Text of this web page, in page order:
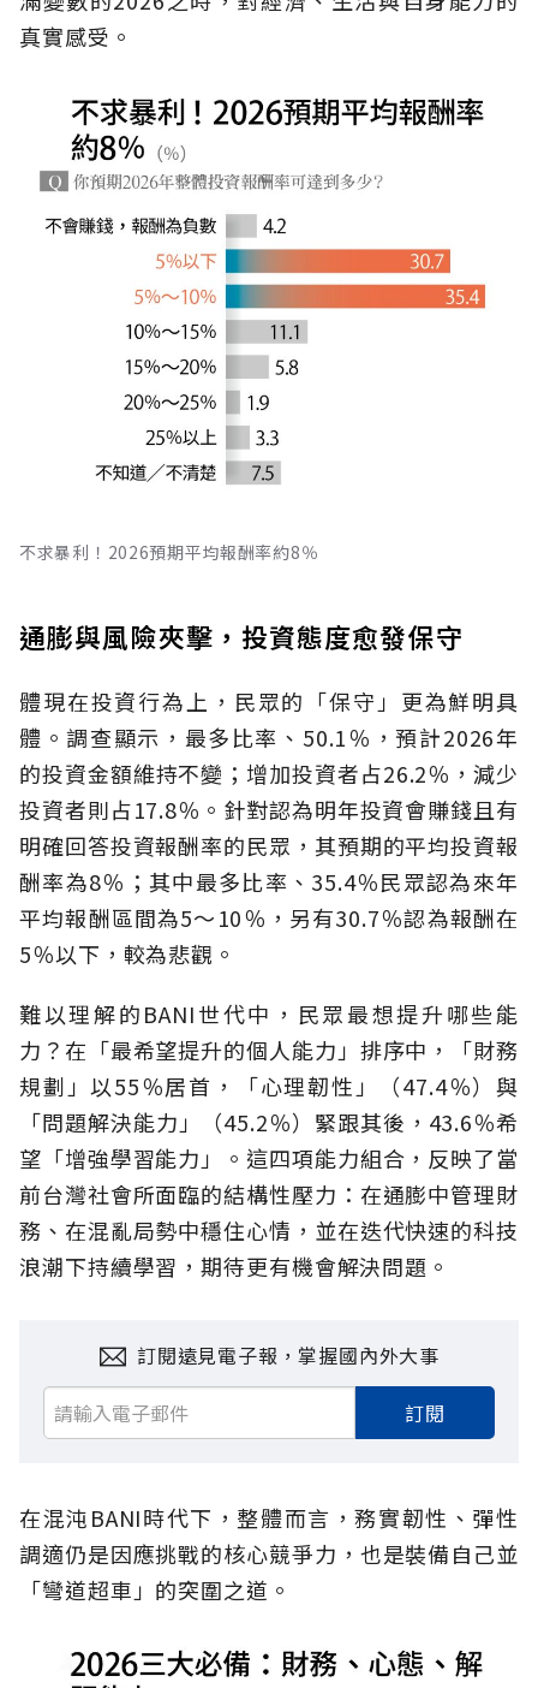
真實感受。
不求暴利！2026預期平均報酬率約8％
通膨與風險夾擊，投資態度愈發保守
體現在投資行為上，民眾的「保守」更為鮮明具
體。調查顯示，最多比率、50.1％，預計2026年
的投資金額維持不變；增加投資者占26.2％，減少
投資者則占17.8％。針對認為明年投資會賺錢且有
明確回答投資報酬率的民眾，其預期的平均投資報
酬率為8％；其中最多比率、35.4％民眾認為來年
平均報酬區間為5～10％，另有30.7％認為報酬在
5％以下，較為悲觀。
難以理解的BANI世代中，民眾最想提升哪些能
力？在「最希望提升的個人能力」排序中，「財務
規劃」以55％居首，「心理韌性」（47.4％）與
「問題解決能力」（45.2％）緊跟其後，43.6％希
望「增強學習能力」。這四項能力組合，反映了當
前台灣社會所面臨的結構性壓力：在通膨中管理財
務、在混亂局勢中穩住心情，並在迭代快速的科技
浪潮下持續學習，期待更有機會解決問題。
訂閱遠見電子報，掌握國內外大事
訂閱
在混沌BANI時代下，整體而言，務實韌性、彈性
調適仍是因應挑戰的核心競爭力，也是裝備自己並
「彎道超車」的突圍之道。